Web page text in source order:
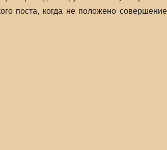
поста, когда не положено совершение